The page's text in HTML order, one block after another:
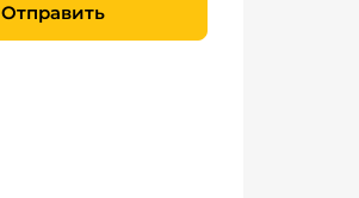
Отправить